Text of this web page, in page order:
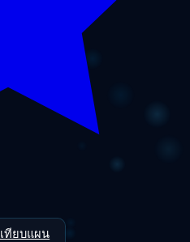
ทียบแผน